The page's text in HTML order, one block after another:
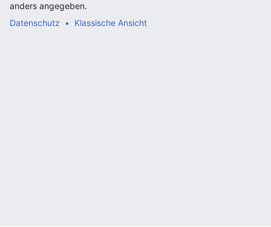
anders angegeben.
Datenschutz
Klassische Ansicht